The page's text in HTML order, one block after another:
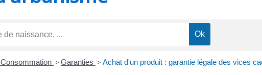
> Garanties > Achat d'un produit : garantie légale des vices